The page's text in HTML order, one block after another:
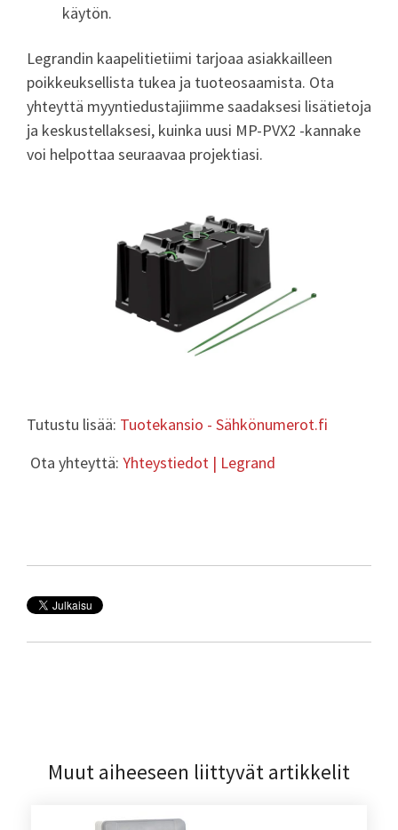
käytön.
Legrandin kaapelitietiimi tarjoaa asiakkailleen
poikkeuksellista tukea ja tuoteosaamista. Ota
yhteyttä myyntiedustajiimme saadaksesi lisätietoja
ja keskustellaksesi, kuinka uusi MP-PVX2 -kannake
voi helpottaa seuraavaa projektiasi.
Tutustu lisää: Tuotekansio - Sähkönumerot.fi
Ota yhteyttä: Yhteystiedot | Legrand
Muut aiheeseen liittyvät artikkelit